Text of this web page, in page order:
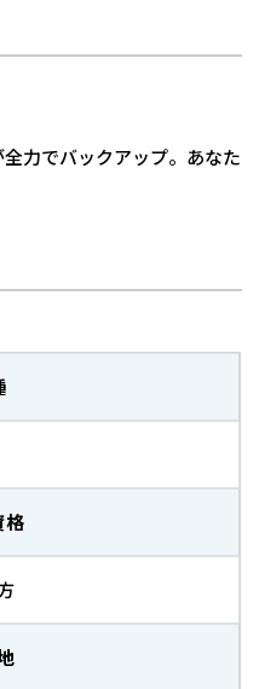
力でバックアップ。あなた
格